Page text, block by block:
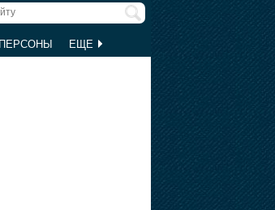
ПЕРСОНЫ ЕЩЕ